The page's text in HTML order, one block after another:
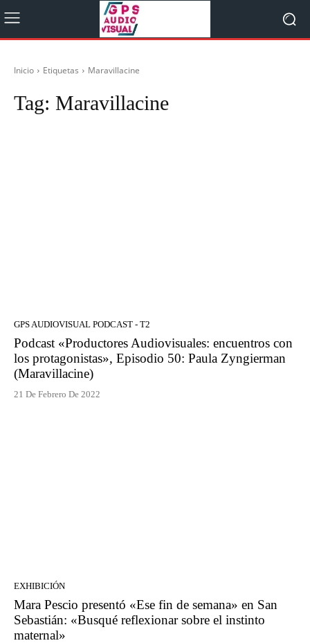
Inicio Etiquetas Maravillacine
Tag: Maravillacine
GPS AUDIOVISUAL PODCAST - T2
Podcast «Productores Audiovisuales: encuentros con
los protagonistas», Episodio 50: Paula Zyngierman
(Maravillacine)
21 De Febrero De 2022
EXHIBICIÓN
Mara Pescio presentó «Ese fin de semana» en San
Sebastián: «Busqué reflexionar sobre el instinto
maternal»